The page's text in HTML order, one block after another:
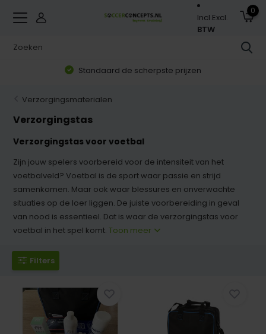
Incl.Excl.
BTW
0
Standaard de scherpste prijzen
Verzorgingsmaterialen
Verzorgingstas
Verzorgingstas voor voetbal
Zijn jouw spelers voorbereid voor de intensiteit van het
voetbalveld? Voetbal is de sport waar passie en strijd
samenkomen. Maar ook waar blessures en onverwachte
situaties op de loer liggen. De juiste voorbereiding in geval
van nood is essentieel. Dat is waar de verzorgingstas voor
voetbal in het spel komt.Toon meer
Filters